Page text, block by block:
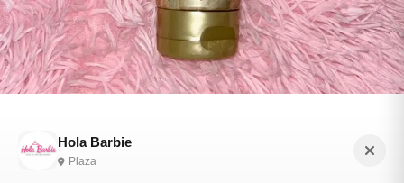
Hola Barbie
Plaza
Crema corporal
Sé el primero en opinar